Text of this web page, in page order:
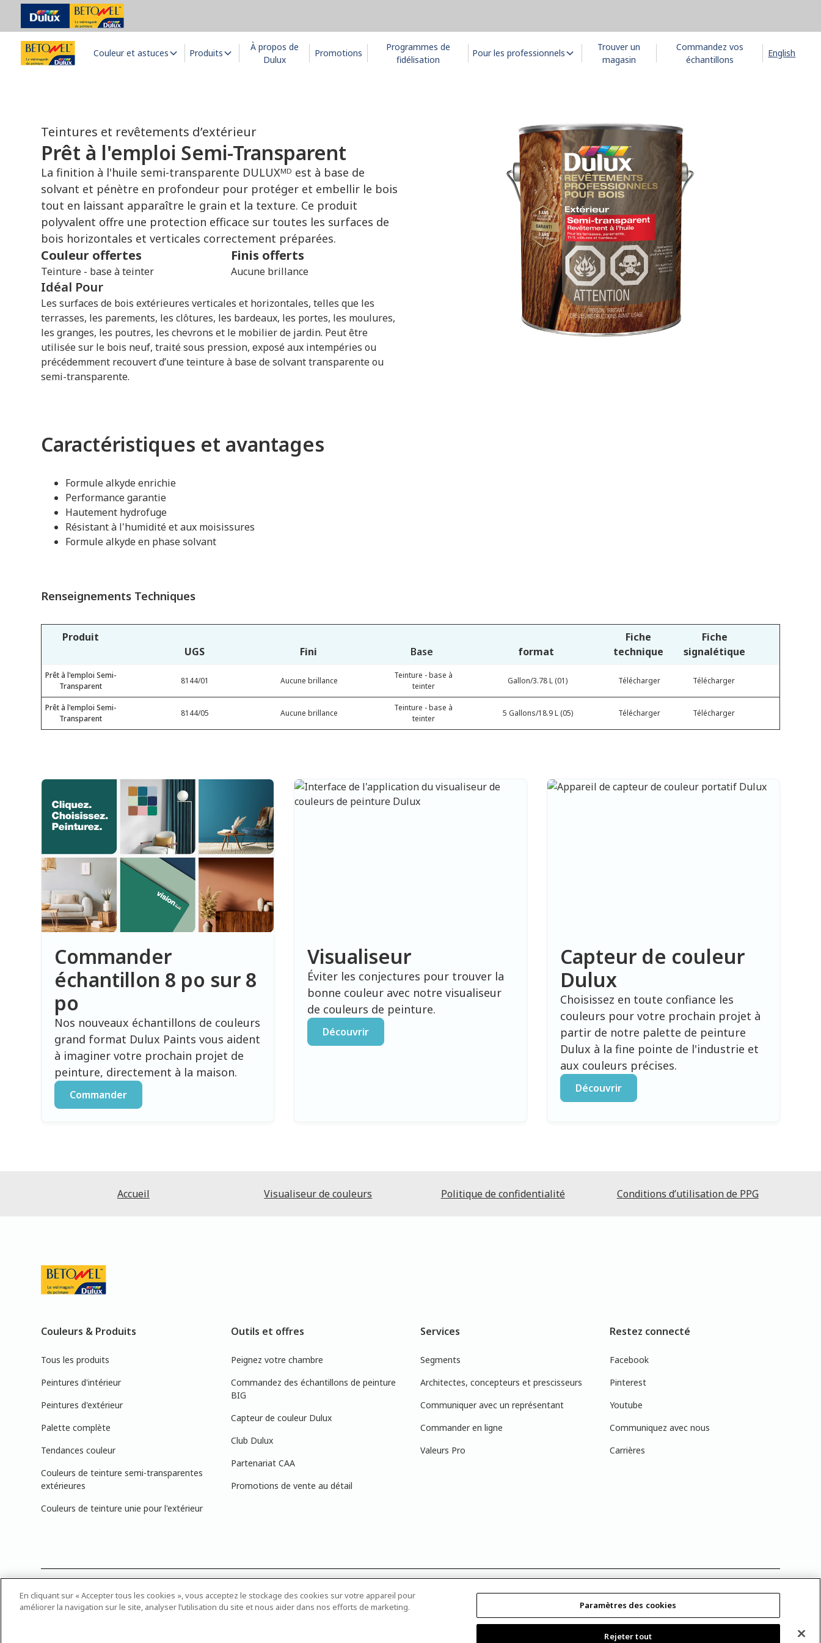
Couleur et astuces Produits
À propos de
Dulux
Promotions
Programmes de
fidélisation
Pour les professionnels
Trouver un
magasin
Commandez vos
échantillons
English
Teintures et revêtements d’extérieur
Prêt à l'emploi Semi-Transparent
La finition à l'huile semi-transparente DULUXᴹᴰ est à base de
solvant et pénètre en profondeur pour protéger et embellir le bois
tout en laissant apparaître le grain et la texture. Ce produit
polyvalent offre une protection efficace sur toutes les surfaces de
bois horizontales et verticales correctement préparées.
Couleur offertes
Teinture - base à teinter
Finis offerts
Aucune brillance
Idéal Pour
Les surfaces de bois extérieures verticales et horizontales, telles que les
terrasses, les parements, les clôtures, les bardeaux, les portes, les moulures,
les granges, les poutres, les chevrons et le mobilier de jardin. Peut être
utilisée sur le bois neuf, traité sous pression, exposé aux intempéries ou
précédemment recouvert d’une teinture à base de solvant transparente ou
semi-transparente.
Caractéristiques et avantages
Formule alkyde enrichie
Performance garantie
Hautement hydrofuge
Résistant à l'humidité et aux moisissures
Formule alkyde en phase solvant
Renseignements Techniques
Produit
UGS
Fini Base format
Fiche
technique
Fiche
signalétique
Prêt à l'emploi Semi-
Transparent
8144/01 Aucune brillance
Teinture - base à
teinter
Gallon/3.78 L (01) Télécharger Télécharger
Prêt à l'emploi Semi-
Transparent
8144/05 Aucune brillance
Teinture - base à
teinter
5 Gallons/18.9 L (05) Télécharger Télécharger
Commander
échantillon 8 po sur 8
po
Nos nouveaux échantillons de couleurs
grand format Dulux Paints vous aident
à imaginer votre prochain projet de
peinture, directement à la maison.
Commander
Visualiseur
Éviter les conjectures pour trouver la
bonne couleur avec notre visualiseur
de couleurs de peinture.
Découvrir
Capteur de couleur
Dulux
Choisissez en toute confiance les
couleurs pour votre prochain projet à
partir de notre palette de peinture
Dulux à la fine pointe de l'industrie et
aux couleurs précises.
Découvrir
Accueil Visualiseur de couleurs Politique de confidentialité Conditions d’utilisation de PPG
Couleurs & Produits
Tous les produits
Peintures d'intérieur
Peintures d'extérieur
Palette complète
Tendances couleur
Couleurs de teinture semi-transparentes
extérieures
Couleurs de teinture unie pour l'extérieur
Outils et offres
Peignez votre chambre
Commandez des échantillons de peinture
BIG
Capteur de couleur Dulux
Club Dulux
Partenariat CAA
Promotions de vente au détail
Services
Segments
Architectes, concepteurs et prescisseurs
Communiquer avec un représentant
Commander en ligne
Valeurs Pro
Restez connecté
Facebook
Pinterest
Youtube
Communiquez avec nous
Carrières
PRÉCISION DES COULEURS : Veuillez noter que les couleurs affichées à l’écran peuvent ne pas correspondre exactement aux couleurs de peinture réelles en raison des variations de calibration des écrans. Vous
pouvez apporter les numéros d’échantillons de couleur de peinture dans votre magasin Dulux Peintures le plus proche afin de trouver la couleur exacte recherchée.
© 2025 Canadian Industries Ltd. Tous droits réservés. Dulux est une marque déposée d’AkzoNobel et est licenciée à The Pittsburgh Paints Co. pour utilisation au Canada seulement. Le
En cliquant sur « Accepter tous les cookies », vous acceptez le stockage des cookies sur votre appareil pour
améliorer la navigation sur le site, analyser l’utilisation du site et nous aider dans nos efforts de marketing.
Paramètres des cookies
Rejeter tout